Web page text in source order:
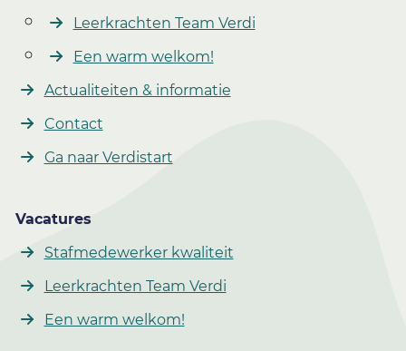
Leerkrachten Team Verdi
Een warm welkom!
Actualiteiten & informatie
Contact
Ga naar Verdistart
Vacatures
Stafmedewerker kwaliteit
Leerkrachten Team Verdi
Een warm welkom!